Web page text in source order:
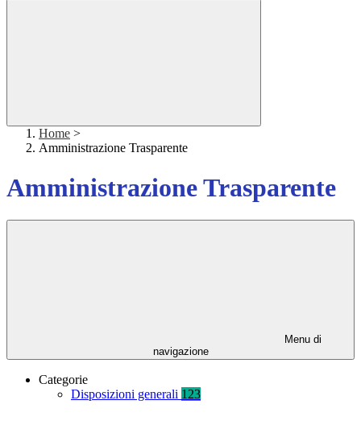
Home >
Amministrazione Trasparente
Amministrazione Trasparente
Menu di
navigazione
Categorie
Disposizioni generali 123